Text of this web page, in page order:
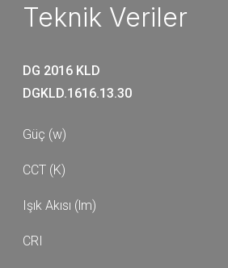
Teknik Veriler
DG 2016 KLD
DGKLD.1616.13.30